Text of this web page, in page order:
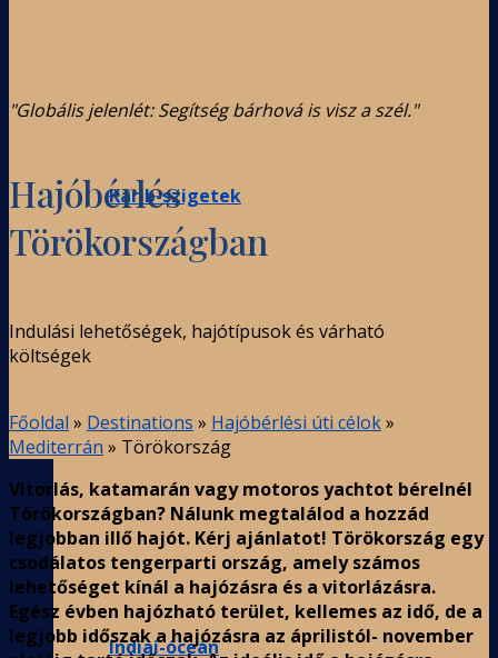
Karib-szigetek
Indiai-óceán
"Globális jelenlét: Segítség bárhová is visz a szél."
Hajóbérlés
Törökországban
Indulási lehetőségek, hajótípusok és várható
költségek
Főoldal » Destinations » Hajóbérlési úti célok»
Mediterrán » Törökország
Vitorlás, katamarán vagy motoros yachtot bérelnél
Törökországban? Nálunk megtalálod a hozzád
legjobban illő hajót. Kérj ajánlatot! Törökország egy
csodálatos tengerparti ország, amely számos
lehetőséget kínál a hajózásra és a vitorlázásra.
Egész évben hajózható terület, kellemes az idő, de a
legjobb időszak a hajózásra az áprilistól- november